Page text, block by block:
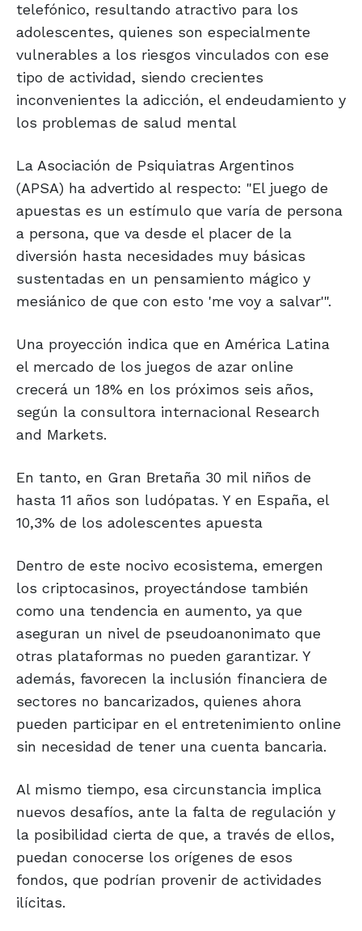
telefónico, resultando atractivo para los
adolescentes, quienes son especialmente
vulnerables a los riesgos vinculados con ese
tipo de actividad, siendo crecientes
inconvenientes la adicción, el endeudamiento y
los problemas de salud mental
La Asociación de Psiquiatras Argentinos
(APSA) ha advertido al respecto: "El juego de
apuestas es un estímulo que varía de persona
a persona, que va desde el placer de la
diversión hasta necesidades muy básicas
sustentadas en un pensamiento mágico y
mesiánico de que con esto 'me voy a salvar'".
Una proyección indica que en América Latina
el mercado de los juegos de azar online
crecerá un 18% en los próximos seis años,
según la consultora internacional Research
and Markets.
En tanto, en Gran Bretaña 30 mil niños de
hasta 11 años son ludópatas. Y en España, el
10,3% de los adolescentes apuesta
Dentro de este nocivo ecosistema, emergen
los criptocasinos, proyectándose también
como una tendencia en aumento, ya que
aseguran un nivel de pseudoanonimato que
otras plataformas no pueden garantizar. Y
además, favorecen la inclusión financiera de
sectores no bancarizados, quienes ahora
pueden participar en el entretenimiento online
sin necesidad de tener una cuenta bancaria.
Al mismo tiempo, esa circunstancia implica
nuevos desafíos, ante la falta de regulación y
la posibilidad cierta de que, a través de ellos,
puedan conocerse los orígenes de esos
fondos, que podrían provenir de actividades
ilícitas.